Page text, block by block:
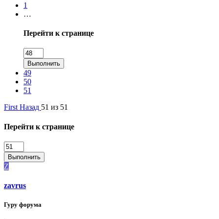
1
…
Перейти к странице
Выполнить
49
50
51
First Назад 51 из 51
Перейти к странице
Выполнить
Z
zavrus
Гуру форума